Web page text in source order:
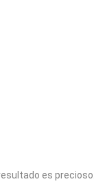
es precioso.